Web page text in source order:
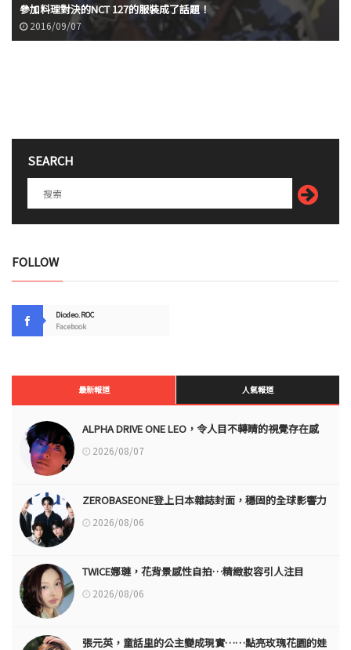
參加料理對決的NCT 127的服裝成了話題！
2016/09/07
SEARCH
FOLLOW
Diodeo.ROC
Facebook
最新報道 人氣報道
ALPHA DRIVE ONE LEO，令人目不轉睛的視覺存在感
2026/08/07
ZEROBASEONE登上日本雜誌封面，穩固的全球影響力
2026/08/06
TWICE娜璉，花背景感性自拍…精緻妝容引人注目
2026/08/06
張元英，童話里的公主變成現實……點亮玫瑰花園的娃